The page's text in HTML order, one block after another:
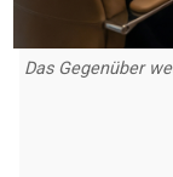
Das Gegenüber